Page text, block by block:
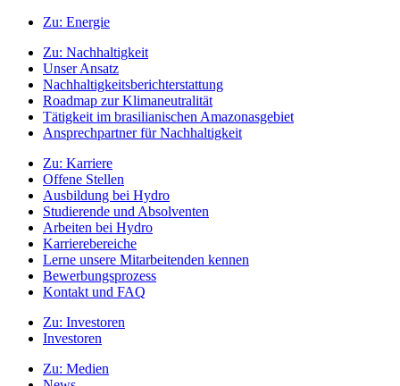
Zu: Energie
Zu: Nachhaltigkeit
Unser Ansatz
Nachhaltigkeitsberichterstattung
Roadmap zur Klimaneutralität
Tätigkeit im brasilianischen Amazonasgebiet
Ansprechpartner für Nachhaltigkeit
Zu: Karriere
Offene Stellen
Ausbildung bei Hydro
Studierende und Absolventen
Arbeiten bei Hydro
Karrierebereiche
Lerne unsere Mitarbeitenden kennen
Bewerbungsprozess
Kontakt und FAQ
Zu: Investoren
Investoren
Zu: Medien